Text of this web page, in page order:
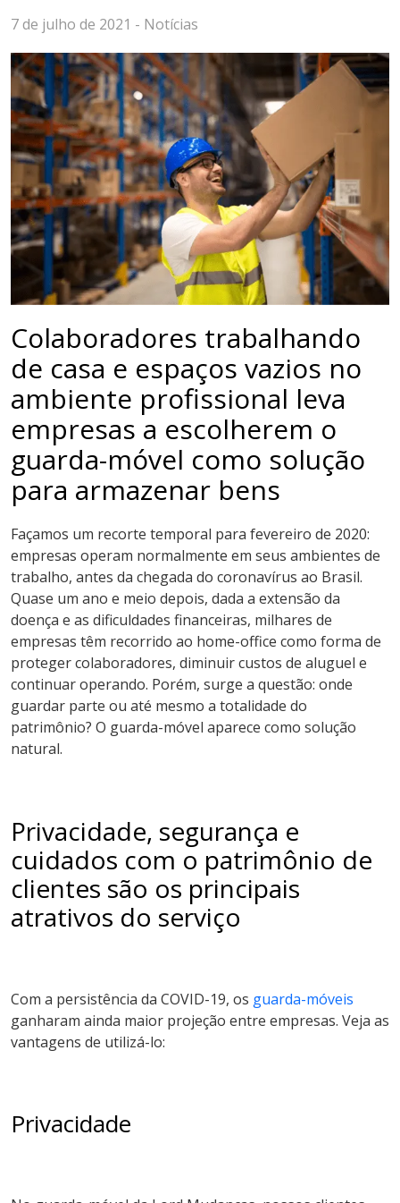
7 de julho de 2021 - Notícias
Colaboradores trabalhando
de casa e espaços vazios no
ambiente profissional leva
empresas a escolherem o
guarda-móvel como solução
para armazenar bens
Façamos um recorte temporal para fevereiro de 2020:
empresas operam normalmente em seus ambientes de
trabalho, antes da chegada do coronavírus ao Brasil.
Quase um ano e meio depois, dada a extensão da
doença e as dificuldades financeiras, milhares de
empresas têm recorrido ao home-office como forma de
proteger colaboradores, diminuir custos de aluguel e
continuar operando. Porém, surge a questão: onde
guardar parte ou até mesmo a totalidade do
patrimônio? O guarda-móvel aparece como solução
natural.
Privacidade, segurança e
cuidados com o patrimônio de
clientes são os principais
atrativos do serviço
Com a persistência da COVID-19, os guarda-móveis
ganharam ainda maior projeção entre empresas. Veja as
vantagens de utilizá-lo:
Privacidade